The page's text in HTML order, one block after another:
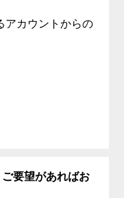
アカウントからの
要望があればお